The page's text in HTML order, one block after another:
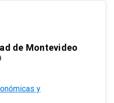
de Montevideo
y